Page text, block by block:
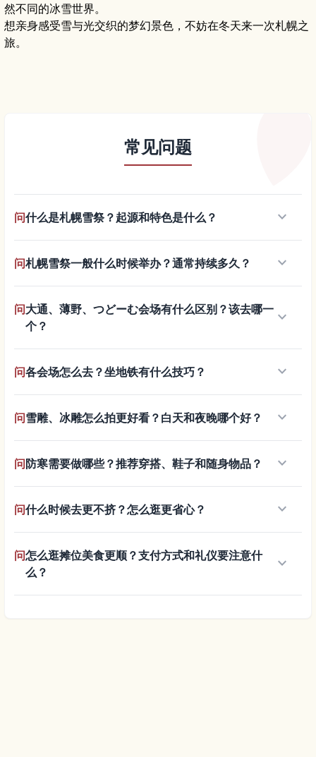
然不同的冰雪世界。
想亲身感受雪与光交织的梦幻景色，不妨在冬天来一次札幌之
旅。
常见问题
问什么是札幌雪祭？起源和特色是什么？ keyboard_arrow_down
问札幌雪祭一般什么时候举办？通常持续多久？ keyboard_arrow_down
问大通、薄野、つどーむ会场有什么区别？该去哪一
个？
keyboard_arrow_down
问各会场怎么去？坐地铁有什么技巧？ keyboard_arrow_down
问雪雕、冰雕怎么拍更好看？白天和夜晚哪个好？ keyboard_arrow_down
问防寒需要做哪些？推荐穿搭、鞋子和随身物品？ keyboard_arrow_down
问什么时候去更不挤？怎么逛更省心？ keyboard_arrow_down
问怎么逛摊位美食更顺？支付方式和礼仪要注意什
么？
keyboard_arrow_down